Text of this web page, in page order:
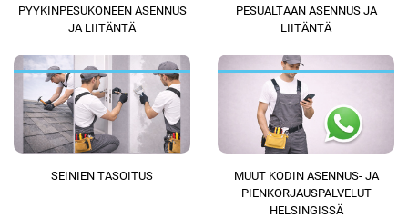
PYYKINPESUKONEEN ASENNUS
JA LIITÄNTÄ
PESUALTAAN ASENNUS JA
LIITÄNTÄ
SEINIEN TASOITUS
MUUT KODIN ASENNUS- JA
PIENKORJAUSPALVELUT
HELSINGISSÄ